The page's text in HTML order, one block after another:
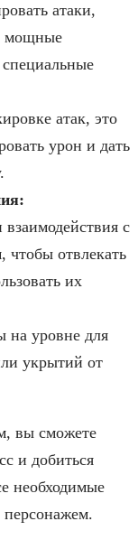
атаки,
мощные
атак, это
урон и дать
с
отвлекать
их
на уровне для
укрытий от
вы сможете
и добиться
необходимые